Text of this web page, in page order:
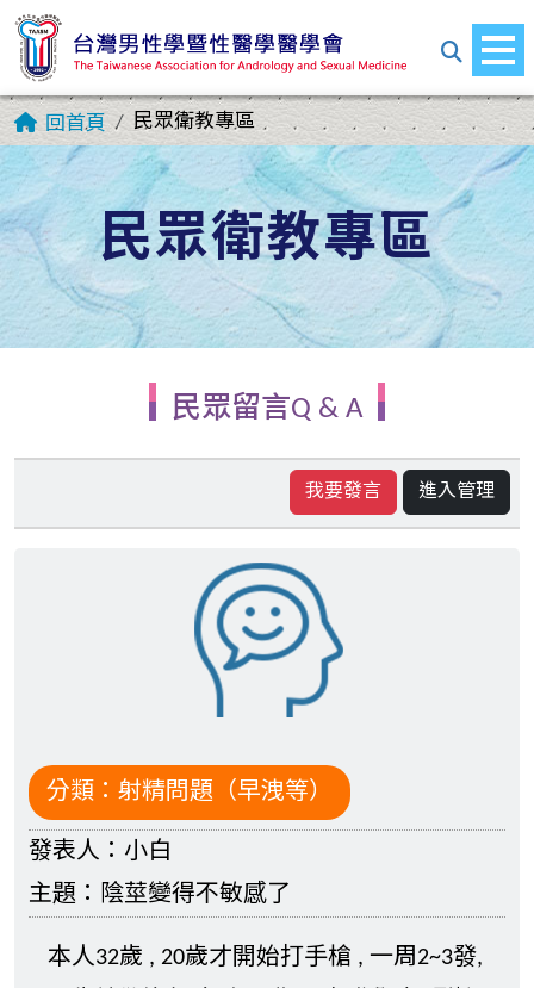
回首頁 民眾衛教專區
民眾衛教專區
民眾留言Q & A
我要發言 進入管理
分類： 射精問題（早洩等）
發表人： 小白
主題：
陰莖變得不敏感了
本人32歲 , 20歲才開始打手槍 , 一周2~3發,